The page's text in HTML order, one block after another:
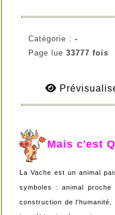
Catégorie : -
Page lue 33777 fois
Mais c'est
La Vache est un animal
symboles : animal
construction de